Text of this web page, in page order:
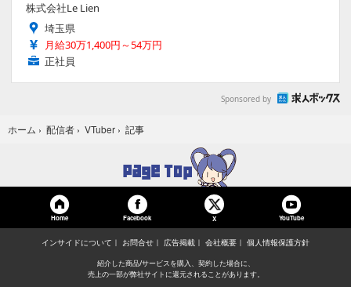
株式会社Le Lien
埼玉県
月給30万1,400円～54万円
正社員
Sponsored by
ホーム › 配信者 › VTuber › 記事
Home Facebook X YouTube
インサイドについて お問合せ 広告掲載 会社概要 個人情報保護方針
紹介した商品/サービスを購入、契約した場合に、
売上の一部が弊社サイトに還元されることがあります。